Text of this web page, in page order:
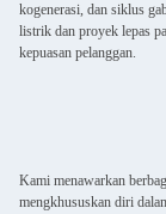
kogenerasi, dan siklus
listrik dan proyek lepas
kepuasan pelanggan.
Kami menawarkan
mengkhususkan diri